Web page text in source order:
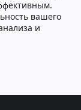
вашего
и